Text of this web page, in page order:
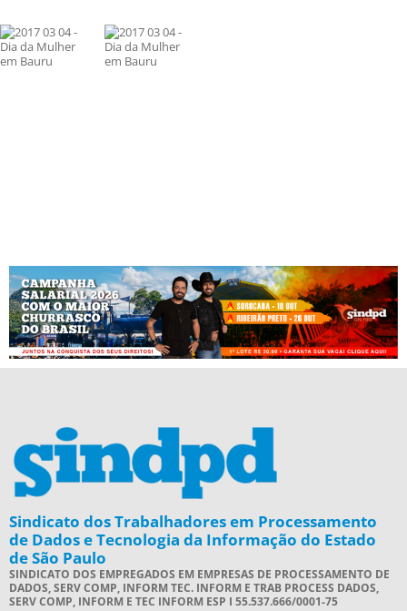
Sindicato dos Trabalhadores em Processamento
de Dados e Tecnologia da Informação do Estado
de São Paulo
SINDICATO DOS EMPREGADOS EM EMPRESAS DE PROCESSAMENTO DE
DADOS, SERV COMP, INFORM TEC. INFORM E TRAB PROCESS DADOS,
SERV COMP, INFORM E TEC INFORM ESP I 55.537.666/0001-75